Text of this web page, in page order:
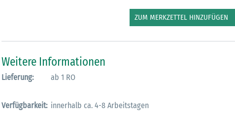
ZUM MERKZETTEL HINZUFÜGEN
Weitere Informationen
Lieferung: ab 1 RO
Verfügbarkeit: innerhalb ca. 4-8 Arbeitstagen